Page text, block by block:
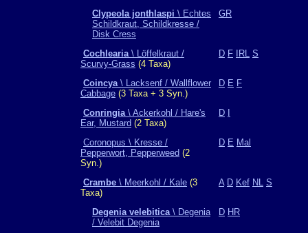
Clypeola jonthlaspi \ Echtes
Schildkraut, Schildkresse /
Disk Cress
GR
Cochlearia\ Löffelkraut /
Scurvy-Grass (4 Taxa)
D F IRL S
Coincya\ Lacksenf / Wallflower
Cabbage (3 Taxa + 3 Syn.)
D E F
Conringia\ Ackerkohl / Hare's
Ear, Mustard (2 Taxa)
D
Coronopus \ Kresse /
Pepperwort, Pepperweed (2
Syn.)
D E Mal
Crambe \ Meerkohl / Kale (3
Taxa)
A D Kef NL S
Degenia velebitica\ Degenia
/ Velebit Degenia
D HR